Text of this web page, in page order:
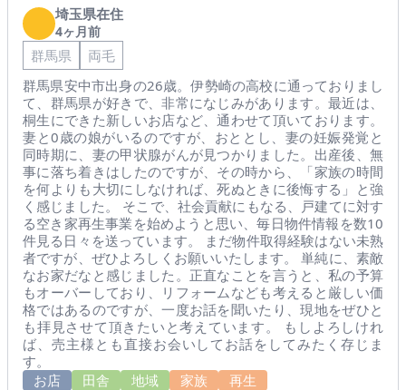
埼玉県在住
4ヶ月前
群馬県
両毛
群馬県安中市出身の26歳。伊勢崎の高校に通っておりまし
て、群馬県が好きで、非常になじみがあります。最近は、
桐生にできた新しいお店など、通わせて頂いております。
妻と0歳の娘がいるのですが、おととし、妻の妊娠発覚と
同時期に、妻の甲状腺がんが見つかりました。出産後、無
事に落ち着きはしたのですが、その時から、「家族の時間
を何よりも大切にしなければ、死ぬときに後悔する」と強
く感じました。 そこで、社会貢献にもなる、戸建てに対す
る空き家再生事業を始めようと思い、毎日物件情報を数10
件見る日々を送っています。 まだ物件取得経験はない未熟
者ですが、ぜひよろしくお願いいたします。 単純に、素敵
なお家だなと感じました。正直なことを言うと、私の予算
もオーバーしており、リフォームなども考えると厳しい価
格ではあるのですが、一度お話を聞いたり、現地をぜひと
も拝見させて頂きたいと考えています。 もしよろしけれ
ば、売主様とも直接お会いしてお話をしてみたく存じま
す。
お店
田舎 地域 家族 再生